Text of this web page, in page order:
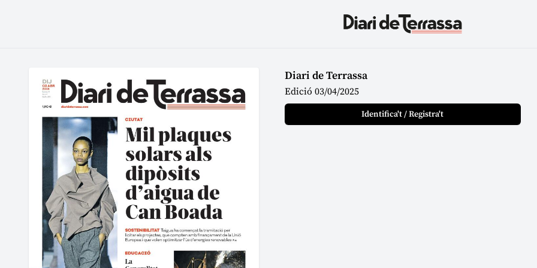
Diari de Terrassa
Edició 03/04/2025
Identifica't / Registra't